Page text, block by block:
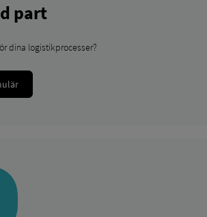
part
dina logistikprocesser?